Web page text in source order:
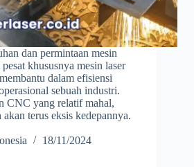
dan permintaan mesin
khususnya mesin laser
dalam efisiensi
sebuah industri.
CNC yang relatif mahal,
terus eksis kedepannya.
18/11/2024